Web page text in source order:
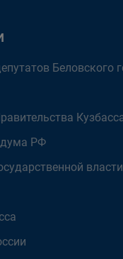
Беловского
дума РФ